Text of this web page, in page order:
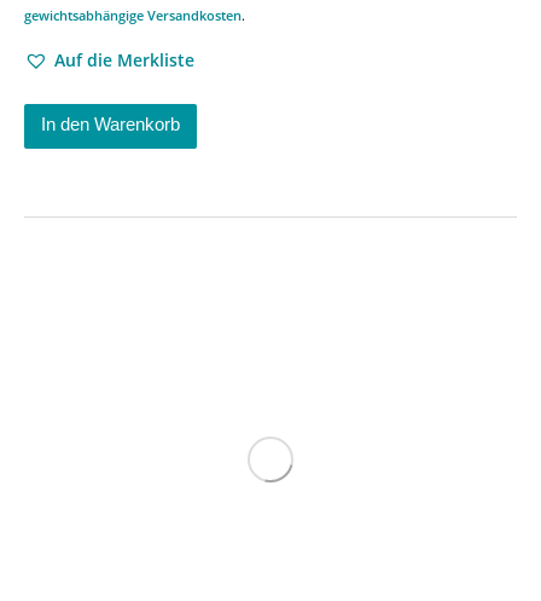
gewichtsabhängige Versandkosten.
Auf die Merkliste
In den Warenkorb